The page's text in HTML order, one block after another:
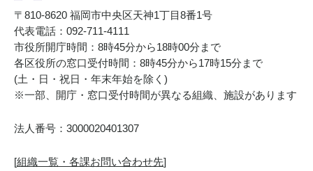
〒810-8620 福岡市中央区天神1丁目8番1号
代表電話：092-711-4111
市役所開庁時間：8時45分から18時00分まで
各区役所の窓口受付時間：8時45分から17時15分まで
(土・日・祝日・年末年始を除く)
※一部、開庁・窓口受付時間が異なる組織、施設があります
法人番号：3000020401307
[組織一覧・各課お問い合わせ先]